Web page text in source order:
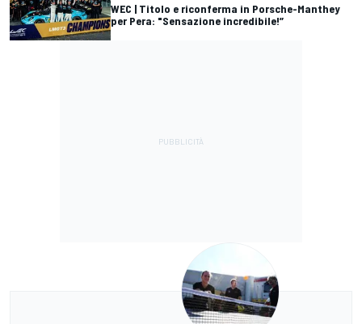
WEC | Titolo e riconferma in Porsche-Manthey
per Pera: "Sensazione incredibile!”